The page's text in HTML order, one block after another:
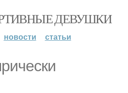
ДЕВУШКИ
новости статьи